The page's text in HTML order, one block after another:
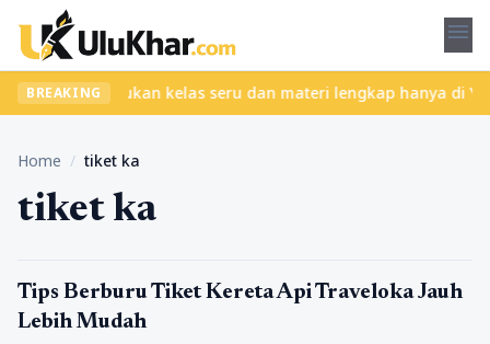
menu
BREAKING
ribet? Temukan kelas seru dan materi lengkap hanya di
Home / tiket ka
tiket ka
Pengalamanku
Tips Berburu Tiket Kereta Api Traveloka Jauh
Lebih Mudah